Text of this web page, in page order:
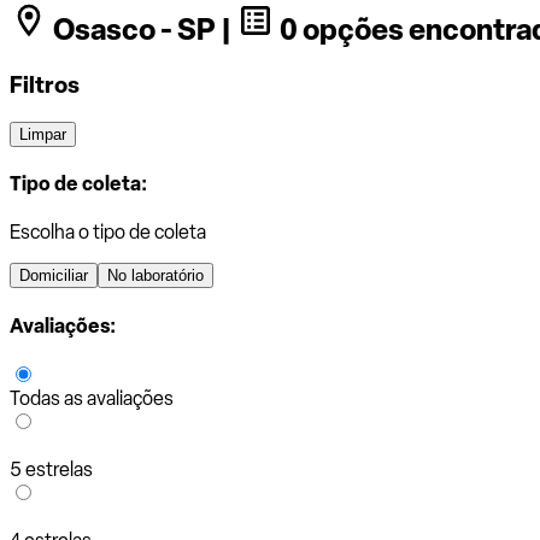
Osasco - SP | 0 opções
Filtros
Limpar
Tipo de coleta:
Escolha o tipo de coleta
Domiciliar No laboratório
Avaliações:
Todas as avaliações
5 estrelas